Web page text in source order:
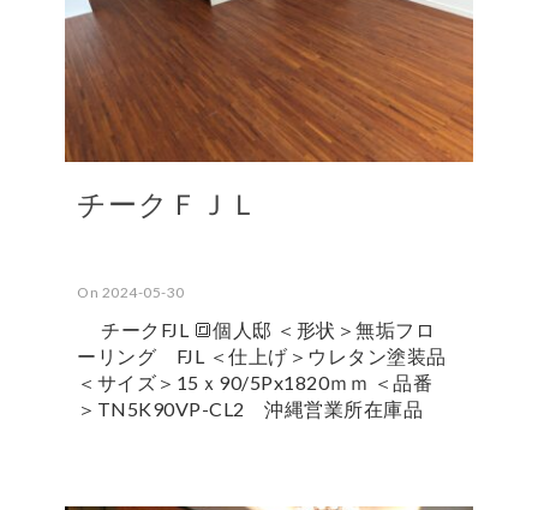
チークＦＪＬ
On 2024-05-30
チークFJL 🔳個人邸 ＜形状＞無垢フロ
ーリング FJL ＜仕上げ＞ウレタン塗装品
＜サイズ＞15ｘ90/5Px1820ｍｍ ＜品番
＞TN5K90VP-CL2 沖縄営業所在庫品